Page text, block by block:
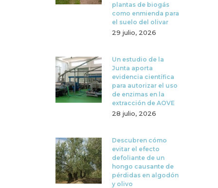
plantas de biogás
como enmienda para
el suelo del olivar
29 julio, 2026
Un estudio de la
Junta aporta
evidencia científica
para autorizar el uso
de enzimas en la
extracción de AOVE
28 julio, 2026
Descubren cómo
evitar el efecto
defoliante de un
hongo causante de
pérdidas en algodón
y olivo